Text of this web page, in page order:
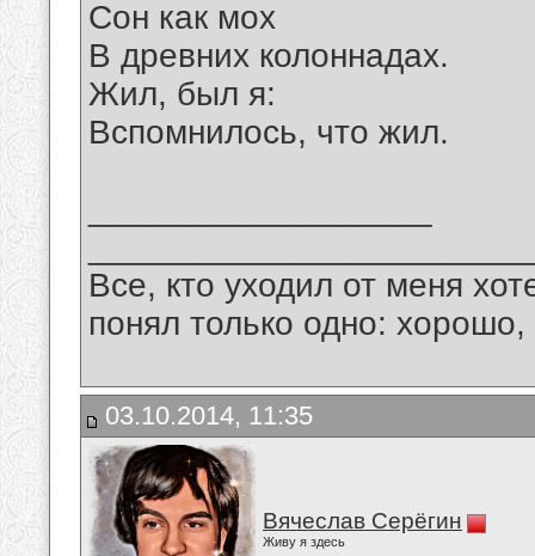
Сон как мох
В древних колоннадах.
Жил, был я:
Вспомнилось, что жил.
Все, кто уходил от меня
понял только одно:
03.10.2014, 11:35
Вячеслав Серёгин
Живу я здесь